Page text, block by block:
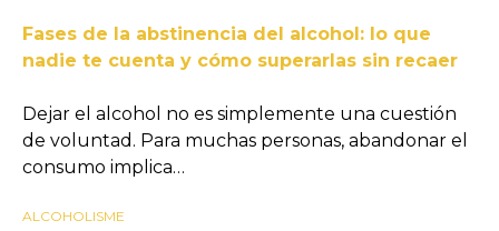
Fases de la abstinencia del alcohol: lo que
nadie te cuenta y cómo superarlas sin recaer
Dejar el alcohol no es simplemente una cuestión
de voluntad. Para muchas personas, abandonar el
consumo implica…
ALCOHOLISME